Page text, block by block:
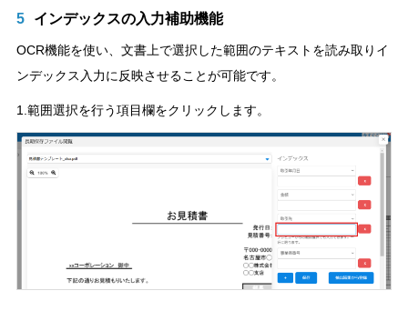
5 インデックスの入力補助機能
OCR機能を使い、文書上で選択した範囲のテキストを読み取りイ
ンデックス入力に反映させることが可能です。
1.範囲選択を行う項目欄をクリックします。